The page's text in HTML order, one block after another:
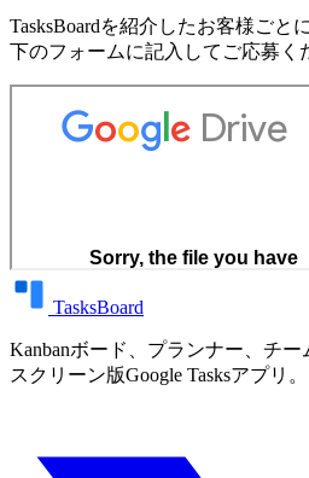
TasksBoardを紹介したお客様ごと
下のフォームに記入してご応募く
TasksBoard
Kanbanボード、プランナー、チ
スクリーン版Google Tasksアプリ。